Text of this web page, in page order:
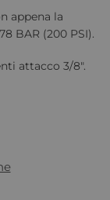
appena la
BAR (200 PSI).
attacco 3/8″.